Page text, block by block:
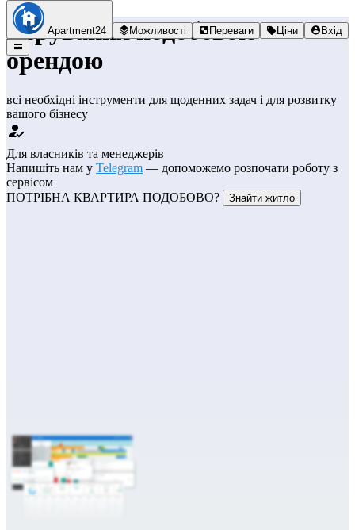
Apartment24 Можливості Переваги Ціни Вхід
Керування подобовою
орендою
всі необхідні інструменти для щоденних задач і для розвитку
вашого бізнесу
Для власників та менеджерів
Напишіть нам у Telegram — допоможемо розпочати роботу з
сервісом
ПОТРІБНА КВАРТИРА ПОДОБОВО?
Знайти житло